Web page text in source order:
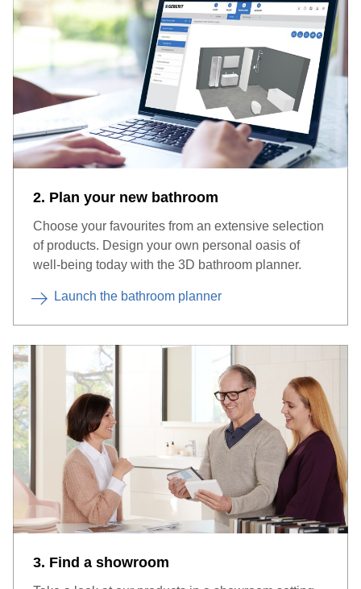
2. Plan your new bathroom
Choose your favourites from an extensive selection
of products. Design your own personal oasis of
well-being today with the 3D bathroom planner.
Launch the bathroom planner
3. Find a showroom